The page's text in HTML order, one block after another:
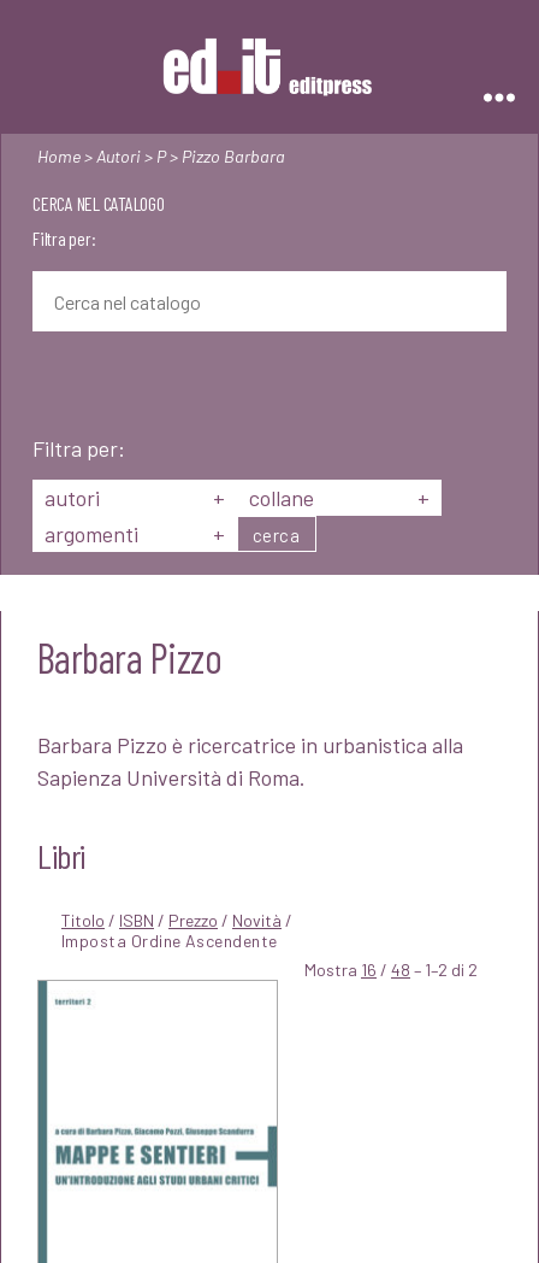
Home> Autori> P> Pizzo Barbara
CERCA NEL CATALOGO
Filtra per:
Filtra per:
autori
+ collane
+
argomenti
+ cerca
Barbara Pizzo
Barbara Pizzo è ricercatrice in urbanistica alla
Sapienza Università di Roma.
Libri
Titolo / ISBN / Prezzo / Novità /
Mostra 16 / 48 – 1–2 di 2